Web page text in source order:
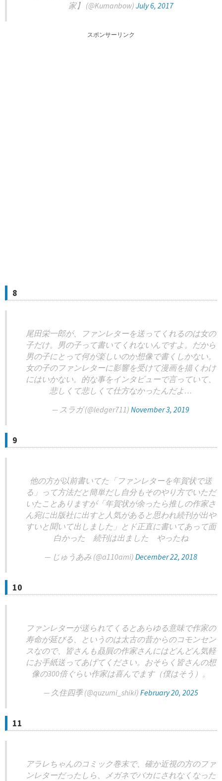
家】 (@Kumanbow) July 6, 2017
スポンサーリンク
8
尾田栄一郎が、ファンレターを送ってくれるのは女の
子だけ。男の子って書いてくれないんですよ。だから
男の子にとって何が楽しいのか想像で書くしかない。
女の子のファンレターに影響を受けて漫画を描くわけ
にはいかない。的な事をインタビューで言っていて、
悲しくて悲しくて仕方なかったんだよ…
— スラガ (@ledger711) November 3, 2019
9
他の方が以前書いてた「ファンレターを年賀状で送
る」って方法だと簡単だし自分もそのやり方でいただ
いたことありますが「年賀状が余ったら推しの作家さ
ん宛に出版社に出すと人気があると思われ続刊が出や
すいと聞いて出しました」とド正直に書いてあって面
白かった 続刊は出ました やったね
— じゅうあみ (@a110ami) December 22, 2018
10
ファンレターが送られてくるとあらゆる意味で作家の
寿命が延びる、というのは太古の昔からのコモンセン
スなので、皆さんも贔屓の作家さんにはどんどん気軽
にお手紙送ってあげてください。おそらく皆さんの想
像の300倍ぐらい作家は喜んでます（僕はそう）。
— 久住四季 (@quzumi_shiki) February 20, 2025
11
アラレちゃんのコミック巻末で、確か近視の方のファ
ンレターだったしら、メガネでバカにされなくなった